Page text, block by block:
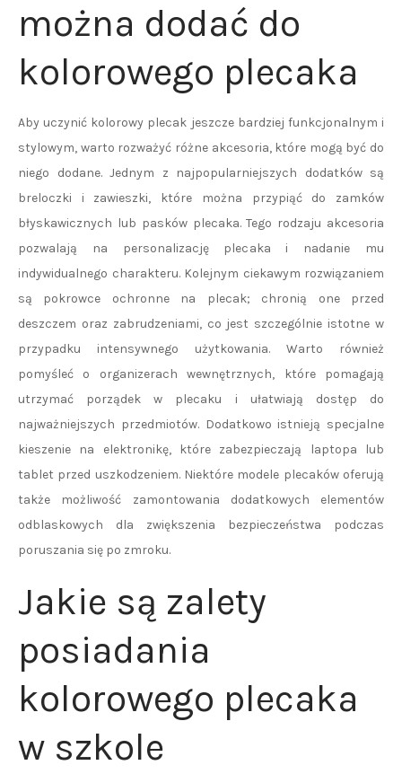
można dodać do
kolorowego plecaka
Aby uczynić kolorowy plecak jeszcze bardziej funkcjonalnym i
stylowym, warto rozważyć różne akcesoria, które mogą być do
niego dodane. Jednym z najpopularniejszych dodatków są
breloczki i zawieszki, które można przypiąć do zamków
błyskawicznych lub pasków plecaka. Tego rodzaju akcesoria
pozwalają na personalizację plecaka i nadanie mu
indywidualnego charakteru. Kolejnym ciekawym rozwiązaniem
są pokrowce ochronne na plecak; chronią one przed
deszczem oraz zabrudzeniami, co jest szczególnie istotne w
przypadku intensywnego użytkowania. Warto również
pomyśleć o organizerach wewnętrznych, które pomagają
utrzymać porządek w plecaku i ułatwiają dostęp do
najważniejszych przedmiotów. Dodatkowo istnieją specjalne
kieszenie na elektronikę, które zabezpieczają laptopa lub
tablet przed uszkodzeniem. Niektóre modele plecaków oferują
także możliwość zamontowania dodatkowych elementów
odblaskowych dla zwiększenia bezpieczeństwa podczas
poruszania się po zmroku.
Jakie są zalety
posiadania
kolorowego plecaka
w szkole